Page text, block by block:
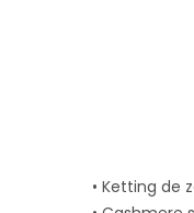
• Ketting de